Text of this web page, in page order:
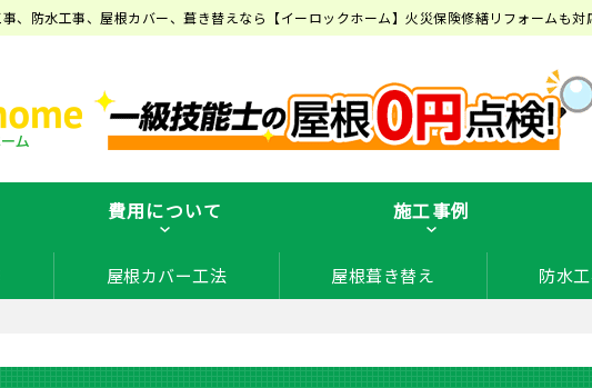
、防水工事、屋根カバー、葺き替えなら【イーロックホーム】火災保険修繕リフォームも対
費用について 施工事例
屋根カバー工法 屋根葺き替え 防水